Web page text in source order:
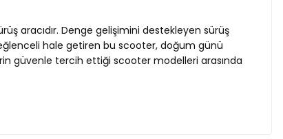
aracıdır. Denge gelişimini destekleyen sürüş
hale getiren bu scooter, doğum günü
güvenle tercih ettiği scooter modelleri arasında